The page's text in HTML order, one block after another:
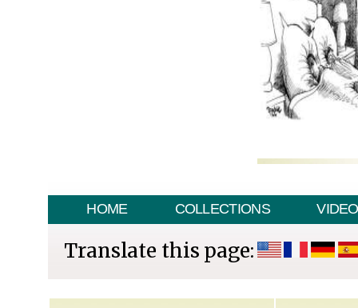
HOME COLLECTIONS VIDEO
Translate this page: